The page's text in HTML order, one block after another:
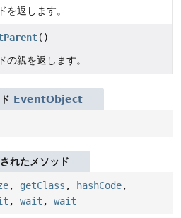
を返します。
()
の親を返します。
EventObject
れたメソッド
, getClass , hashCode,
, wait , wait